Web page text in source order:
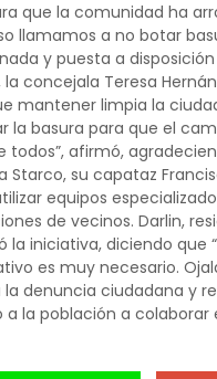
que la comunidad ha
llamamos a no botar
y puesta a disposición
concejala Teresa
mantener limpia la
la basura para que el
todos”, afirmó,
Starco, su capataz
equipos
de vecinos. Darlin,
iniciativa, diciendo que
es muy necesario.
denuncia ciudadana y
la población a